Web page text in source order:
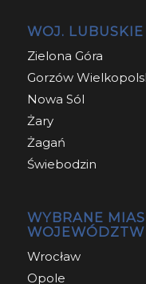
WOJ. LUBUSKIE
Zielona Góra
Gorzów
Nowa Sól
Żary
Żagań
Świebodzin
WYBRANE
WOJEWÓDZTW
Wrocław
Opole